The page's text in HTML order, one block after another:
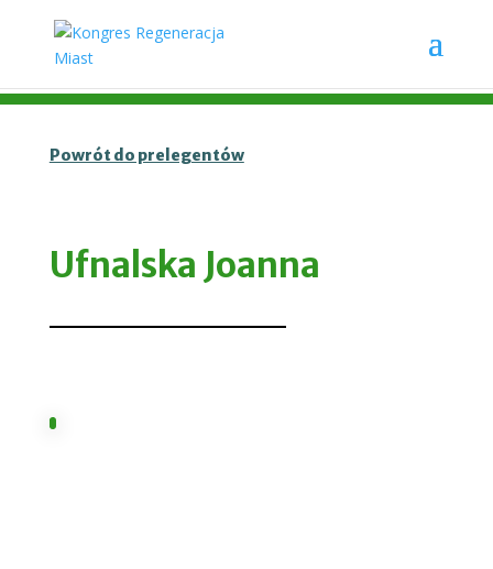
Powrót do prelegentów
Ufnalska Joanna